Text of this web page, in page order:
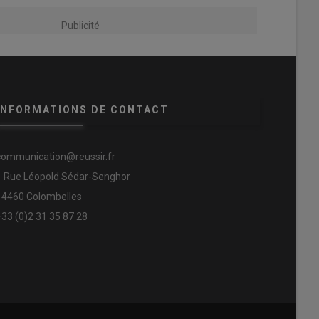
Publicité
INFORMATIONS DE CONTACT
Rue Léopold Sédar-Senghor
Colombelles
(0)2 31 35 87 28